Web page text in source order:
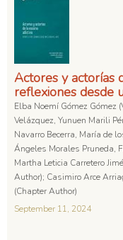
Actores y actorías
reflexiones desde
Elba Noemí Gómez Gómez
Velázquez, Yunuen Marili
Navarro Becerra, María de
Ángeles Morales Pruneda,
Martha Leticia Carretero
Author); Casimiro Arce
(Chapter Author)
September 11, 2024